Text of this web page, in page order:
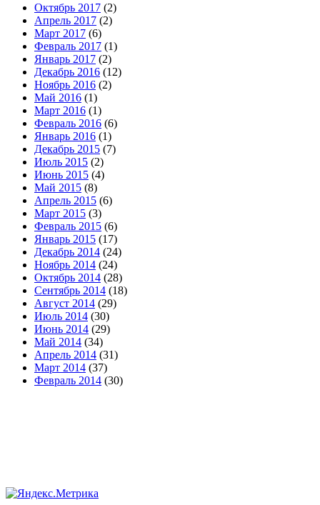
Октябрь 2017 (2)
Апрель 2017 (2)
Март 2017 (6)
Февраль 2017 (1)
Январь 2017 (2)
Декабрь 2016 (12)
Ноябрь 2016 (2)
Май 2016 (1)
Март 2016 (1)
Февраль 2016 (6)
Январь 2016 (1)
Декабрь 2015 (7)
Июль 2015 (2)
Июнь 2015 (4)
Май 2015 (8)
Апрель 2015 (6)
Март 2015 (3)
Февраль 2015 (6)
Январь 2015 (17)
Декабрь 2014 (24)
Ноябрь 2014 (24)
Октябрь 2014 (28)
Сентябрь 2014 (18)
Август 2014 (29)
Июль 2014 (30)
Июнь 2014 (29)
Май 2014 (34)
Апрель 2014 (31)
Март 2014 (37)
Февраль 2014 (30)